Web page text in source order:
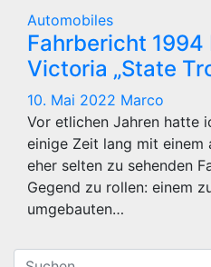
Automobiles
Fahrbericht 1994
Victoria „State
10. Mai 2022 Marco
Vor etlichen Jahren hatte
einige Zeit lang mit einem
eher selten zu sehenden
Gegend zu rollen: einem
umgebauten…